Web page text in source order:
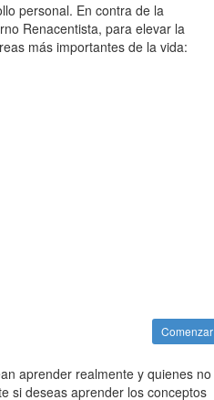
personal. En contra de la
Renacentista, para elevar la
más importantes de la vida:
Comenzar
aprender realmente y quienes no
si deseas aprender los conceptos